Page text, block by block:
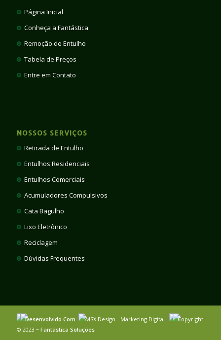
Página Inicial
Conheça a Fantástica
Remoção de Entulho
Tabela de Preços
Entre em Contato
NOSSOS SERVIÇOS
Retirada de Entulho
Entulhos Residenciais
Entulhos Comerciais
Acumuladores Compulsivos
Cata Bagulho
Lixo Eletrônico
Reciclagem
Dúvidas Frequentes
Desenvolvido Com MSX Design - Marketing Digital
Copyright
© 2023 ~ Fantástica Soluções